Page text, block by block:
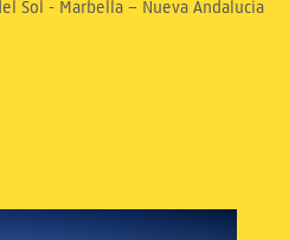
Sol - Marbella – Nueva Andalucia